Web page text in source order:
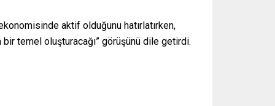
aktif olduğunu hatırlatırken,
temel oluşturacağı” görüşünü dile getirdi.